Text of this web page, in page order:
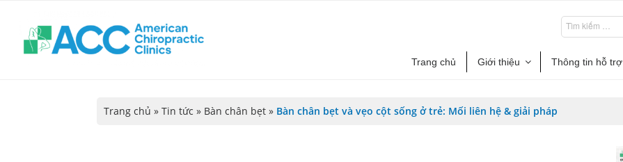
Trang chủ Giới thiệu Thông tin hỗ trợ
Trang chủ » Tin tức » Bàn chân bẹt » Bàn chân bẹt và vẹo cột sống ở trẻ: Mối liên hệ & giải pháp